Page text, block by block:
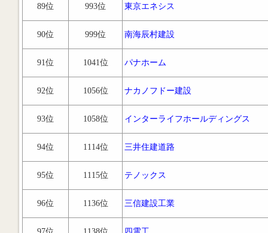
89位 993位 東京エネシス
90位 999位 南海辰村建設
91位 1041位 パナホーム
92位 1056位 ナカノフドー建設
93位 1058位 インターライフホールディングス
94位 1114位 三井住建道路
95位 1115位 テノックス
96位 1136位 三信建設工業